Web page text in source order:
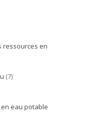
ressources en
(7)
eau potable